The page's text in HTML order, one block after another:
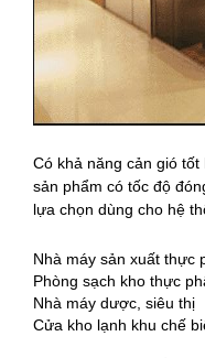
Có khả năng cản gió tốt
sản phẩm có tốc độ
lựa chọn dùng cho hệ
Nhà máy sản xuất thực
Phòng sạch kho thực
Nhà máy dược, siêu thị
Cửa kho lạnh khu chế